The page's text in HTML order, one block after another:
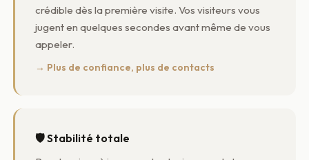
crédible dès la première visite. Vos visiteurs vous
jugent en quelques secondes avant même de vous
appeler.
→ Plus de confiance, plus de contacts
🛡️ Stabilité totale